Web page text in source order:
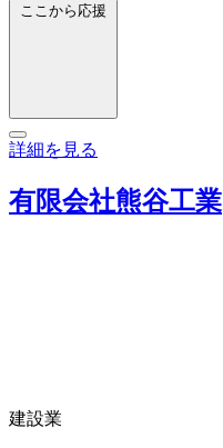
ここから応援
詳細を見る
有限会社熊谷工業
建設業